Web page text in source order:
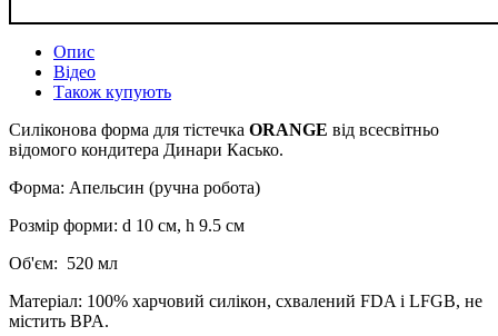
Опис
Відео
Також купують
Силіконова форма для тістечка ORANGE від всесвітньо
відомого кондитера Динари Касько.
Форма: Апельсин (ручна робота)
Розмір форми: d 10 см, h 9.5 см
Об'єм: 520 мл
Матеріал: 100% харчовий силікон, схвалений FDA і LFGB, не
містить BPA.